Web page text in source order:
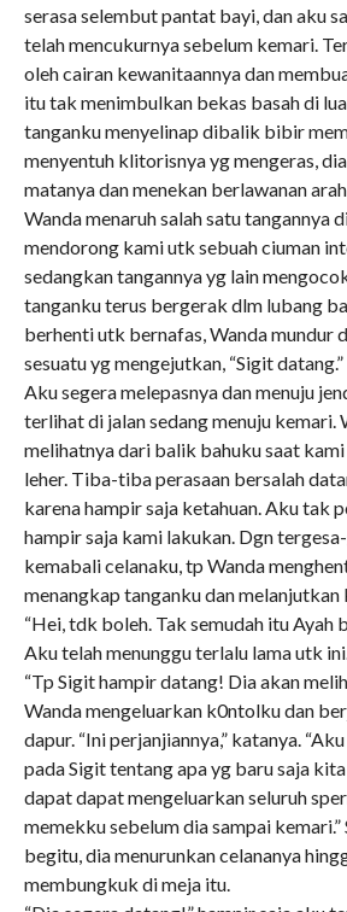
serasa selembut pantat bayi, dan aku
telah mencukurnya sebelum kemari.
oleh cairan kewanitaannya dan
itu tak menimbulkan bekas basah di
tanganku menyelinap dibalik bibir
menyentuh klitorisnya yg mengeras,
matanya dan menekan berlawanan
Wanda menaruh salah satu tangannya
mendorong kami utk sebuah ciuman
sedangkan tangannya yg lain
tanganku terus bergerak dlm lubang
berhenti utk bernafas, Wanda mundur
sesuatu yg mengejutkan, “Sigit datang.”
Aku segera melepasnya dan menuju
terlihat di jalan sedang menuju kemari.
melihatnya dari balik bahuku saat
leher. Tiba-tiba perasaan bersalah
karena hampir saja ketahuan. Aku tak
hampir saja kami lakukan. Dgn
kemabali celanaku, tp Wanda
menangkap tanganku dan melanjutkan
“Hei, tdk boleh. Tak semudah itu Ayah
Aku telah menunggu terlalu lama utk
“Tp Sigit hampir datang! Dia akan
Wanda mengeluarkan k0ntolku dan
dapur. “Ini perjanjiannya,” katanya.
pada Sigit tentang apa yg baru saja
dapat dapat mengeluarkan seluruh
memekku sebelum dia sampai
begitu, dia menurunkan celananya
membungkuk di meja itu.